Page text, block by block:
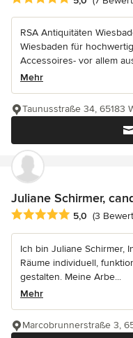
RSA Antiquitäten
Wiesbaden für
Accessoires- vor allem
Mehr
Taunusstraße 34, 65183
Juliane Schirmer,
Durchschnittliche
5,0 (3
Ich bin Juliane Schirmer,
Räume individuell,
gestalten. Meine Arbe...
Mehr
Marcobrunnerstraße 3,